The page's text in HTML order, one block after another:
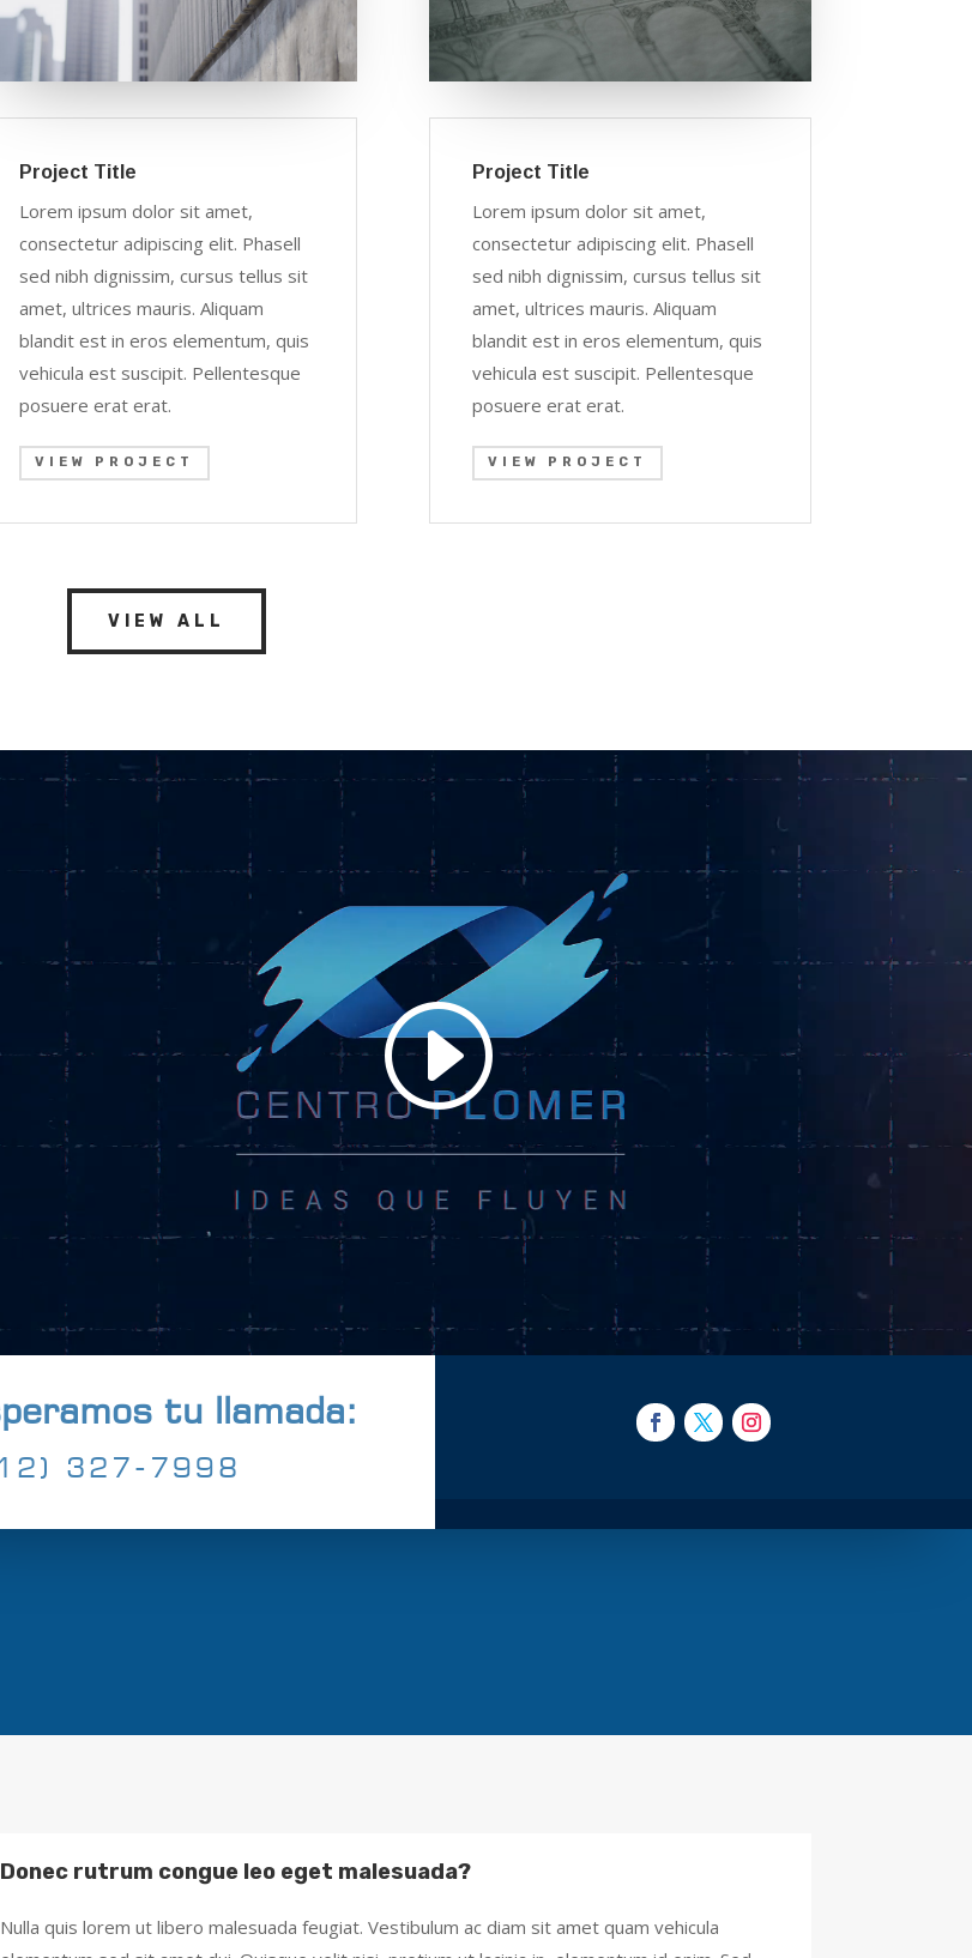
Project Title
Lorem ipsum dolor sit amet,
consectetur adipiscing elit. Phasell
sed nibh dignissim, cursus tellus sit
amet, ultrices mauris. Aliquam
blandit est in eros elementum, quis
vehicula est suscipit. Pellentesque
posuere erat erat.
VIEW PROJECT
Project Title
Lorem ipsum dolor sit amet,
consectetur adipiscing elit. Phasell
sed nibh dignissim, cursus tellus sit
amet, ultrices mauris. Aliquam
blandit est in eros elementum, quis
vehicula est suscipit. Pellentesque
posuere erat erat.
VIEW PROJECT
VIEW ALL
tu llamada:
327-7998
Donec rutrum congue leo eget malesuada?
Nulla quis lorem ut libero malesuada feugiat. Vestibulum ac diam sit amet quam vehicula